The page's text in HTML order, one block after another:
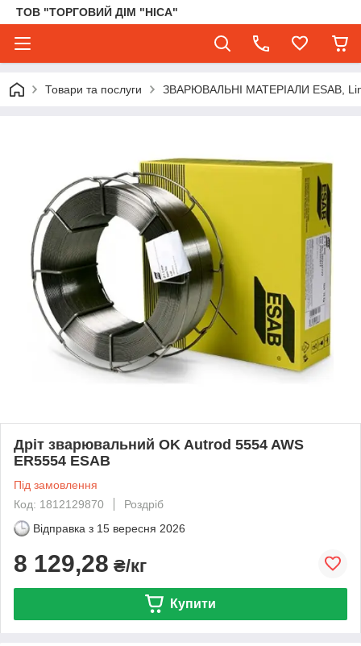
ТОВ "ТОРГОВИЙ ДІМ "НІСА"
Товари та послуги ЗВАРЮВАЛЬНІ МАТЕРІАЛИ ESAB,
Дріт зварювальний OK Autrod 5554 AWS
ER5554 ESAB
Під замовлення
Код: 1812129870
Роздріб
Відправка з 15 вересня 2026
8 129,28 ₴/кг
Купити